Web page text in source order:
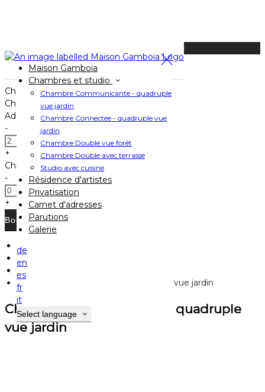
Maison Gamboia
Chambres et studio
Chambre Communicante - quadruple
vue jardin
Chambre Connectée - quadruple vue
jardin
Chambre Double vue forêt
Chambre Double avec terrasse
Studio avec cuisine
Résidence d'artistes
Privatisation
Carnet d'adresses
Parutions
Galerie
de
en
es
fr
it
Select language
Book your stay
Check In
Check Out
Adults
-
+
Children
-
+
Chambre Communicante - quadruple vue jardin
Chambre Communicante - quadruple
vue jardin